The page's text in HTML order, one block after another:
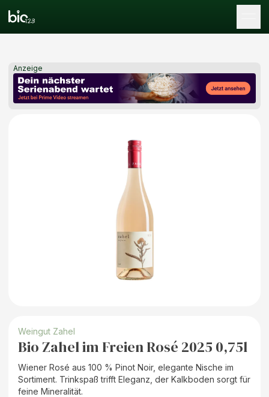
Anzeige
Weingut Zahel
Bio Zahel im Freien Rosé 2025 0,75l
Wiener Rosé aus 100 % Pinot Noir, elegante Nische im
Sortiment. Trinkspaß trifft Eleganz, der Kalkboden sorgt für
feine Mineralität.